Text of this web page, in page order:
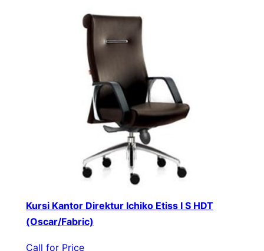
Kursi Kantor Direktur Ichiko Etiss I S HDT
(Oscar/Fabric)
Call for Price